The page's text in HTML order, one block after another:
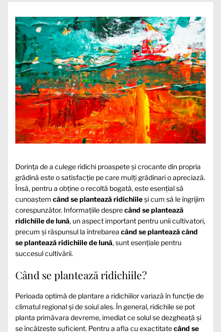
Dorința de a culege ridichi proaspete și crocante din propria
grădină este o satisfacție pe care mulți grădinari o apreciază.
Însă, pentru a obține o recoltă bogată, este esențial să
cunoaștem când se plantează ridichiileși cum să le îngrijim
corespunzător. Informațiile desprecând se plantează
ridichiile de lună, un aspect important pentru unii cultivatori,
precum și răspunsul la întrebarea când se plantează când
se plantează ridichiile de lună, sunt esențiale pentru
succesul cultivării.
Când se plantează ridichiile?
Perioada optimă de plantare a ridichiilor variază în funcție de
climatul regional și de soiul ales. În general, ridichile se pot
planta primăvara devreme, imediat ce solul se dezgheață și
se încălzește suficient. Pentru a afla cu exactitatecând se